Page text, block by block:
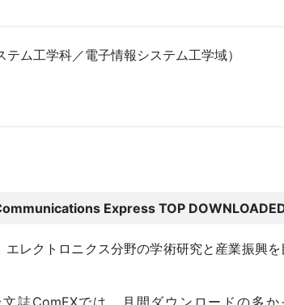
ム工学科／電子情報システム工学域）
Express TOP
レクトロニクス分野の学術研究と産業振興
誌ComEXでは、月間ダウンロードの多